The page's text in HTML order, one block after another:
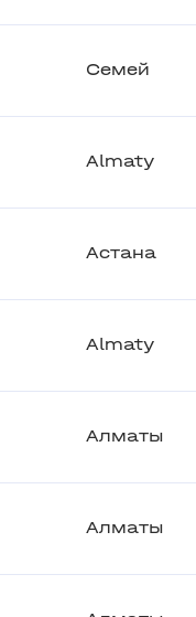
Семей
Almaty
Астана
Almaty
Алматы
Алматы